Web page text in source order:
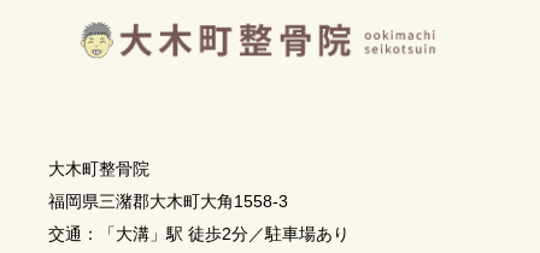
大木町整骨院
福岡県三潴郡大木町大角1558-3
交通：「大溝」駅 徒歩2分／駐車場あり